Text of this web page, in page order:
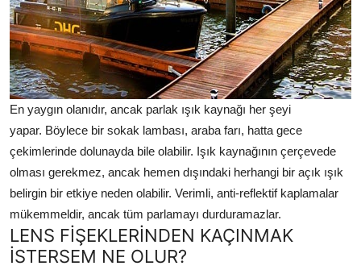
En yaygın olanıdır, ancak parlak ışık kaynağı her şeyi
yapar. Böylece bir sokak lambası, araba farı, hatta gece
çekimlerinde dolunayda bile olabilir. Işık kaynağının çerçevede
olması gerekmez, ancak hemen dışındaki herhangi bir açık ışık
belirgin bir etkiye neden olabilir. Verimli, anti-reflektif kaplamalar
mükemmeldir, ancak tüm parlamayı durduramazlar.
LENS FİŞEKLERİNDEN KAÇINMAK
İSTERSEM NE OLUR?